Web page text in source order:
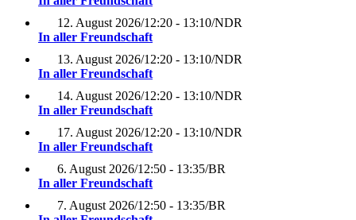
12. August 2026/12:20 - 13:10/NDR
In aller Freundschaft
13. August 2026/12:20 - 13:10/NDR
In aller Freundschaft
14. August 2026/12:20 - 13:10/NDR
In aller Freundschaft
17. August 2026/12:20 - 13:10/NDR
In aller Freundschaft
6. August 2026/12:50 - 13:35/BR
In aller Freundschaft
7. August 2026/12:50 - 13:35/BR